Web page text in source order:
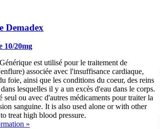
Demadex
10/20mg
est utilisé pour le traitement de
associée avec l'insuffisance cardiaque,
foie, ainsi que les conditions du coeur, des reins
lesquelles il y a un excès d'eau dans le corps.
seul ou avec d'autres médicaments pour traiter la
sanguine. It is also used alone or with other
treat high blood pressure.
»